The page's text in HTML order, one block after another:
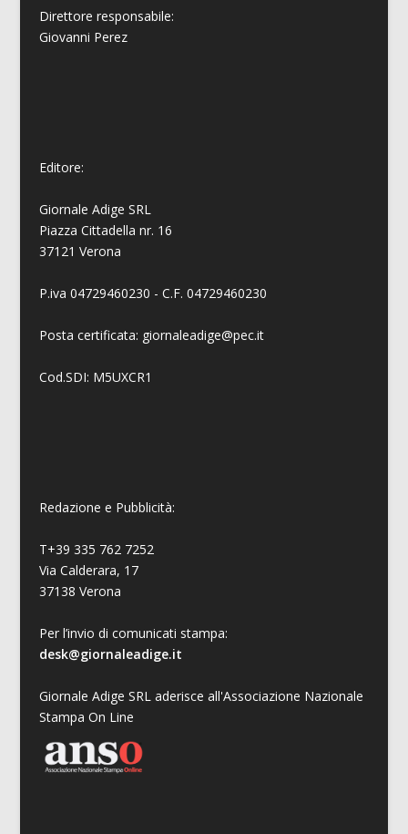
Direttore responsabile:
Giovanni Perez
Editore:
Giornale Adige SRL
Piazza Cittadella nr. 16
37121 Verona
P.iva 04729460230 - C.F. 04729460230
Posta certificata: giornaleadige@pec.it
Cod.SDI: M5UXCR1
Redazione e Pubblicità:
T+39 335 762 7252
Via Calderara, 17
37138 Verona
Per l’invio di comunicati stampa:
desk@giornaleadige.it
Giornale Adige SRL aderisce all'Associazione Nazionale
Stampa On Line